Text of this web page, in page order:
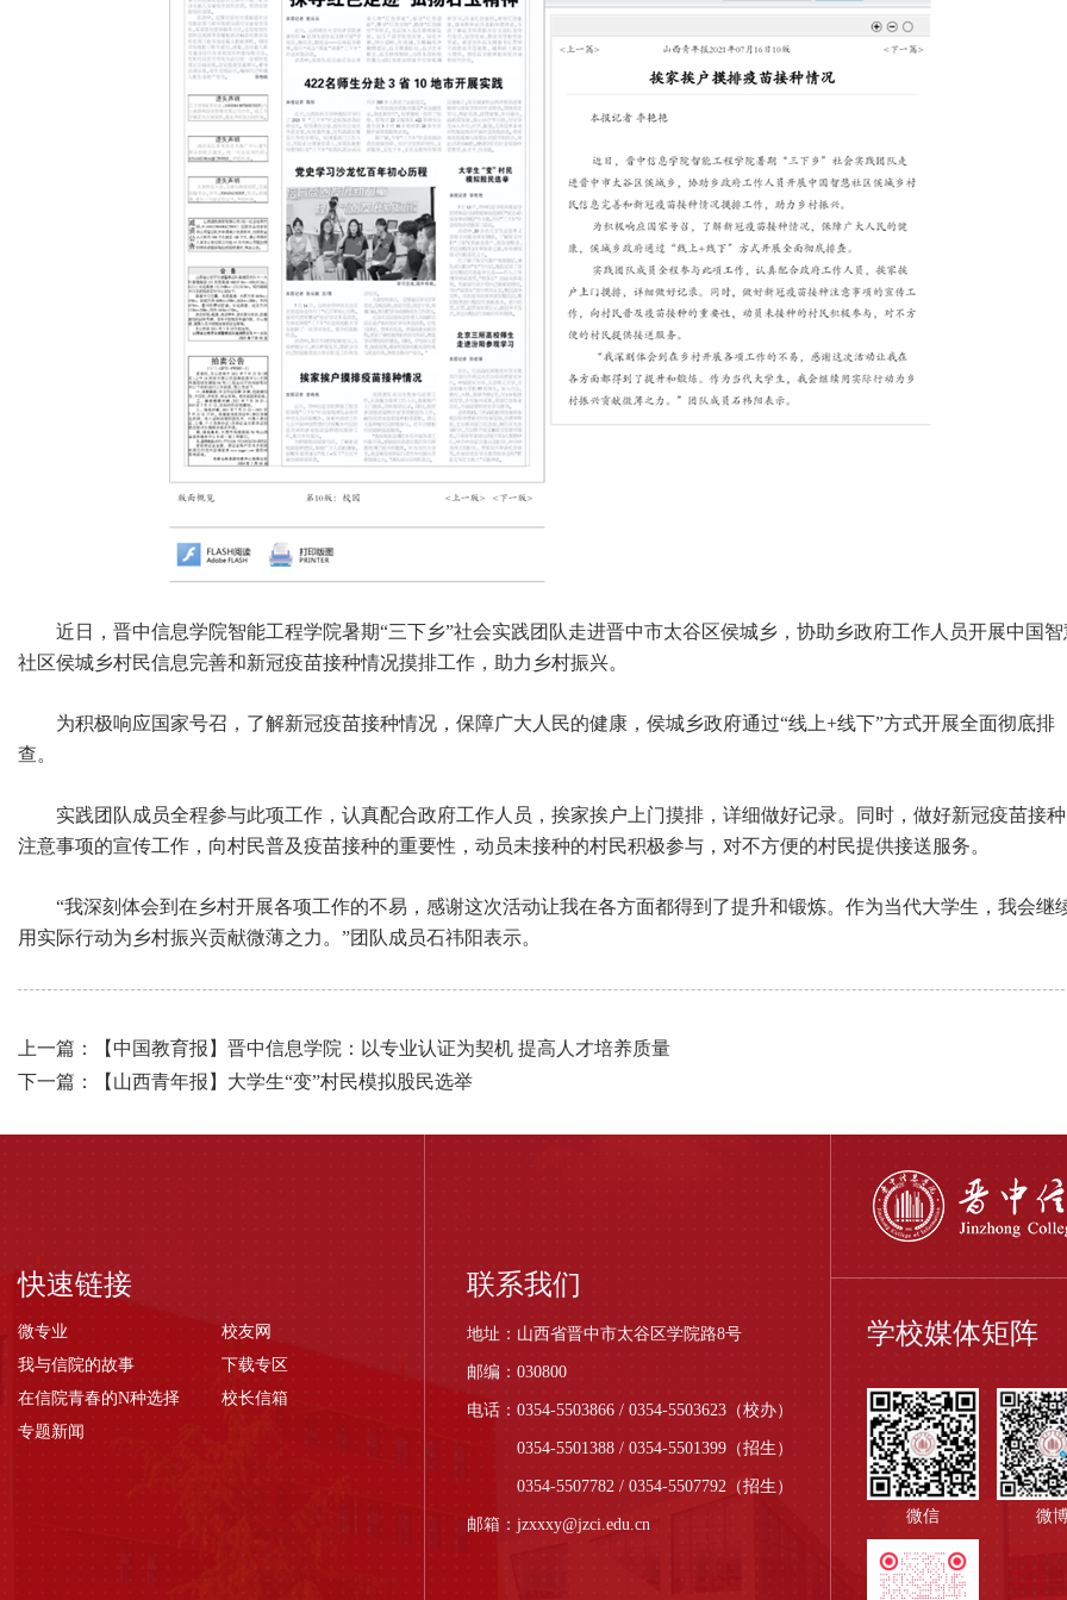
近日，晋中信息学院智能工程学院暑期“三下乡”社会实践团队走进晋中市太谷区侯城乡，协助乡政府工作人员开展中国智
社区侯城乡村民信息完善和新冠疫苗接种情况摸排工作，助力乡村振兴。
为积极响应国家号召，了解新冠疫苗接种情况，保障广大人民的健康，侯城乡政府通过“线上+线下”方式开展全面彻底排
查。
实践团队成员全程参与此项工作，认真配合政府工作人员，挨家挨户上门摸排，详细做好记录。同时，做好新冠疫苗接种
注意事项的宣传工作，向村民普及疫苗接种的重要性，动员未接种的村民积极参与，对不方便的村民提供接送服务。
“我深刻体会到在乡村开展各项工作的不易，感谢这次活动让我在各方面都得到了提升和锻炼。作为当代大学生，我会继
用实际行动为乡村振兴贡献微薄之力。”团队成员石祎阳表示。
上一篇：【中国教育报】晋中信息学院：以专业认证为契机 提高人才培养质量
下一篇：【山西青年报】大学生“变”村民模拟股民选举
快速链接
微专业
校友网
我与信院的故事
下载专区
在信院青春的N种选择
校长信箱
专题新闻
联系我们
地址：山西省晋中市太谷区学院路8号
邮编：030800
电话：0354-5503866 / 0354-5503623（校办）
0354-5501388 / 0354-5501399（招生）
0354-5507782 / 0354-5507792（招生）
邮箱：jzxxxy@jzci.edu.cn
学校媒体矩阵
微信 微